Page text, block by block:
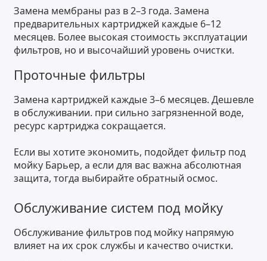
Замена мембраны раз в 2–3 года. Замена
предварительных картриджей каждые 6–12
месяцев. Более высокая стоимость эксплуатации
фильтров, но и высочайший уровень очистки.
Проточные фильтры
Замена картриджей каждые 3–6 месяцев. Дешевле
в обслуживании. при сильно загрязненной воде,
ресурс картриджа сокращается.
Если вы хотите экономить, подойдет фильтр под
мойку Барьер, а если для вас важна абсолютная
защита, тогда выбирайте обратный осмос.
Обслуживание систем под мойку
Обслуживание фильтров под мойку напрямую
влияет на их срок службы и качество очистки.